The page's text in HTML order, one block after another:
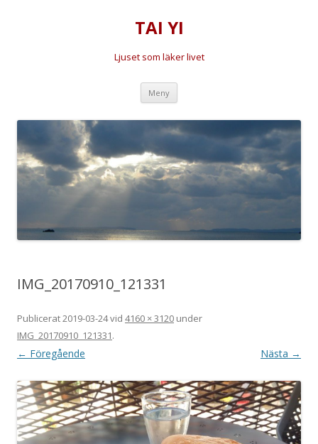
TAI YI
Ljuset som läker livet
Meny
IMG_20170910_121331
Publicerat2019-03-24vid 4160 × 3120 under
IMG_20170910_121331.
← Föregående Nästa →